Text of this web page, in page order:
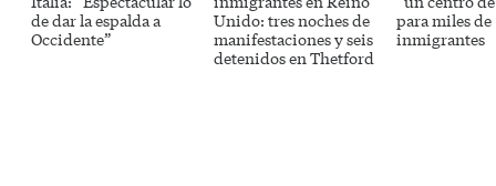
de dar la espalda a
Occidente”
Unido: tres noches de
manifestaciones y seis
detenidos en Thetford
para miles de
inmigrantes